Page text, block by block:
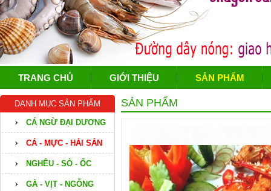
TRANG CHỦ GIỚI THIỆU SẢN PHẨM
DANH MỤC SẢN PHẨM
CÁ NGỪ ĐẠI DƯƠNG
CÁ - MỰC - HẢI SẢN
NGHÊU - SÒ - ỐC
GÀ - VỊT - NGỖNG
SẢN PHẨM